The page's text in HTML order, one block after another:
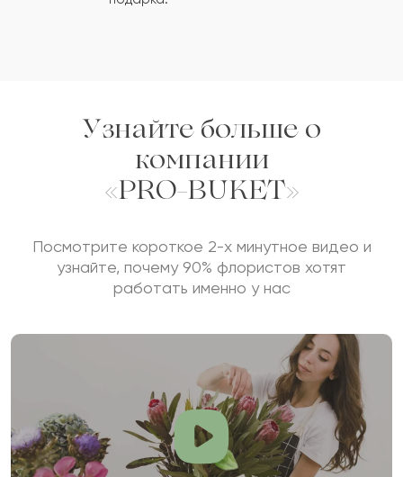
Узнайте больше о
компании
«PRO-BUKET»
Посмотрите короткое 2-х минутное видео и
узнайте, почему 90% флористов хотят
работать именно у нас